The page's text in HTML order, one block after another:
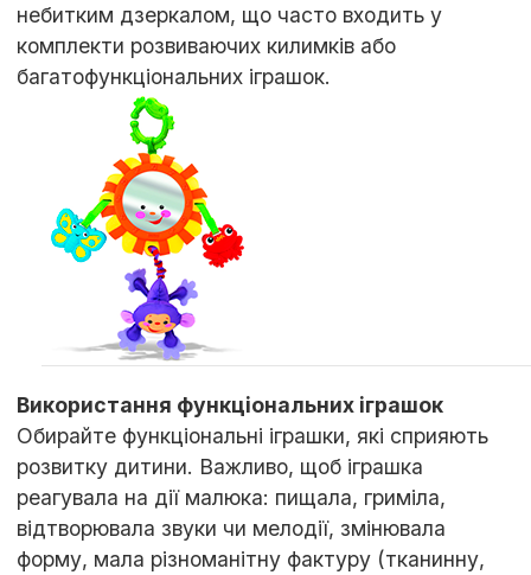
небитким дзеркалом, що часто входить у
комплекти розвиваючих килимків або
багатофункціональних іграшок.
Використання функціональних іграшок
Обирайте функціональні іграшки, які сприяють
розвитку дитини. Важливо, щоб іграшка
реагувала на дії малюка: пищала, гриміла,
відтворювала звуки чи мелодії, змінювала
форму, мала різноманітну фактуру (тканинну,